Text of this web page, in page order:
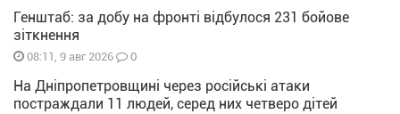
Генштаб: за добу на фронті відбулося 231 бойове
зіткнення
08:11, 9 авг 2026 0
На Дніпропетровщині через російські атаки
постраждали 11 людей, серед них четверо дітей